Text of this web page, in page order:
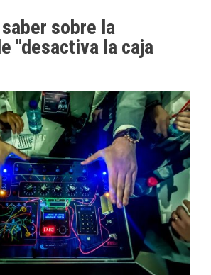
sobre la
"desactiva la caja